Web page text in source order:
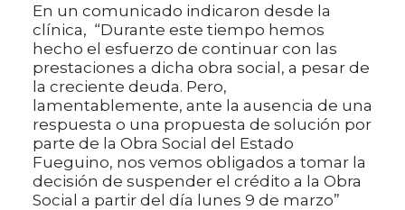
En un comunicado indicaron desde la
clínica, “Durante este tiempo hemos
hecho el esfuerzo de continuar con las
prestaciones a dicha obra social, a pesar de
la creciente deuda. Pero,
lamentablemente, ante la ausencia de una
respuesta o una propuesta de solución por
parte de la Obra Social del Estado
Fueguino, nos vemos obligados a tomar la
decisión de suspender el crédito a la Obra
Social a partir del día lunes 9 de marzo”